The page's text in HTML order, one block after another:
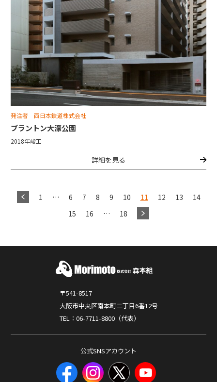
発注者 西日本鉄道株式会社
ブラントン大濠公園
2018年竣工
詳細を見る
1 … 6 7 8 9 10 11 12 13
14
15
16 … 18
〒541-8517
大阪市中央区南本町二丁目6番12号
TEL：06-7711-8800（代表）
公式SNSアカウント